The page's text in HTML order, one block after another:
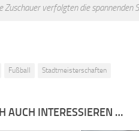
Zuschauer verfolgten die
Fußball Stadtmeisterschaften
AUCH INTERESSIEREN …